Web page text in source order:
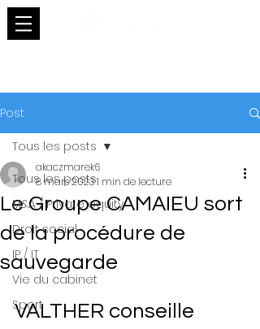
Post
Tous les posts
M&A / Private equity
Droit social
IP / IT
Vie du cabinet
Sport
Tous les posts
Le Groupe CAMAIEU sort
de la procédure de
sauvegarde
akaczmarek6
8 mars 20231 min de lecture
VALTHER conseille